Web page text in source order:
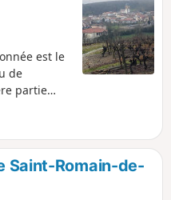
est le
de
partie
du
d'Yves
plus
de bois
peu
Saint-Romain-de-